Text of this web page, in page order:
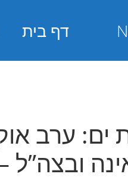
דף בית
ערב
— 23 ביולי